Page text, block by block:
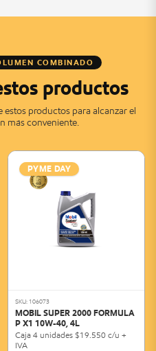
COMBINADO
productos
productos para alcanzar el
más conveniente.
PYME DAY
SKU: 106073
MOBIL SUPER 2000 FORMULA
P X1 10W-40, 4L
Caja 4 unidades $19.550 c/u +
IVA